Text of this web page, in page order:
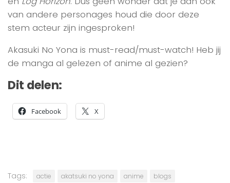
van andere personages houd die door deze
stem acteur zijn ingesproken!
Akasuki No Yona is must-read/must-watch! Heb jij
de manga al gelezen of anime al gezien?
Dit delen:
Facebook X
Tags: actie akatsuki no yona anime
blogs